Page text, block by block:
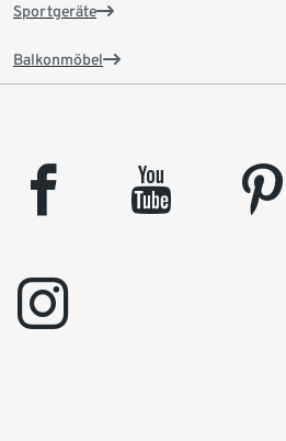
Sportgeräte
Balkonmöbel
facebook youtube pinterest
instagram